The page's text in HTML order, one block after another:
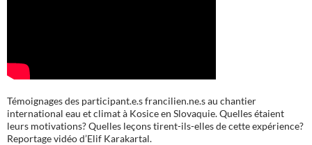
Témoignages des participant.e.s francilien.ne.s au chantier
international eau et climat à Kosice en Slovaquie. Quelles étaient
leurs motivations? Quelles leçons tirent-ils-elles de cette expérience?
Reportage vidéo d’Elif Karakartal.